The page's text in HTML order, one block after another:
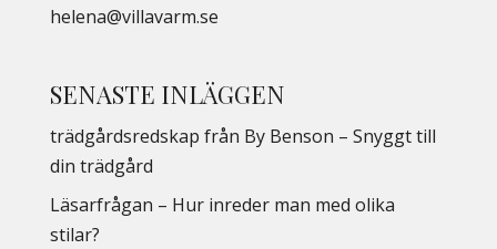
helena@villavarm.se
SENASTE INLÄGGEN
trädgårdsredskap från By Benson – Snyggt till
din trädgård
Läsarfrågan – Hur inreder man med olika
stilar?